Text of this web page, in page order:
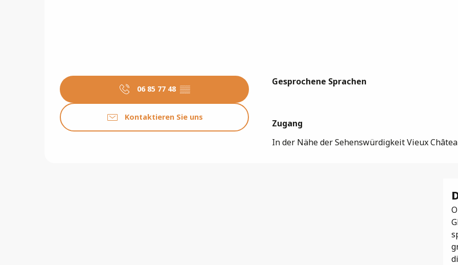
06 85 77 48 ▒▒
Kontaktieren Sie uns
Gesprochene Sprachen
Gesprochene Sprachen
Zugang
Zugang
In der Nähe der Sehenswürdigkeit Vieux